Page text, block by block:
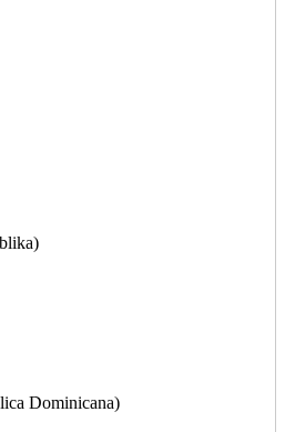
Dominicana)